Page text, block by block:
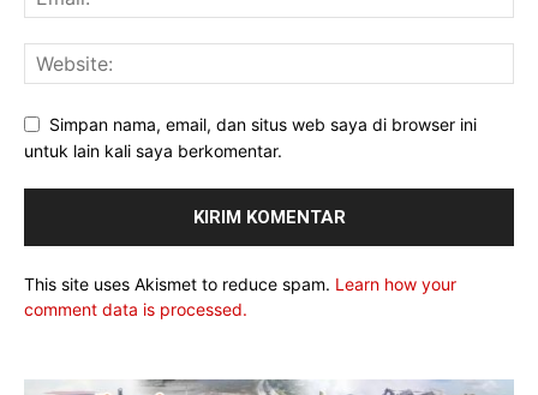
Simpan nama, email, dan situs web saya di browser ini
untuk lain kali saya berkomentar.
This site uses Akismet to reduce spam. Learn how your
comment data is processed.